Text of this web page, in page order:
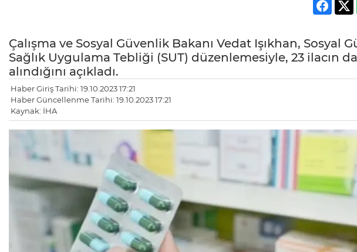
Çalışma ve Sosyal Güvenlik Bakanı Vedat Işıkhan, Sosyal
Sağlık Uygulama Tebliği (SUT) düzenlemesiyle, 23 ilacın
alındığını açıkladı.
Haber Giriş Tarihi: 19.10.2023 17:21
Haber Güncellenme Tarihi: 19.10.2023 17:21
Kaynak: İHA